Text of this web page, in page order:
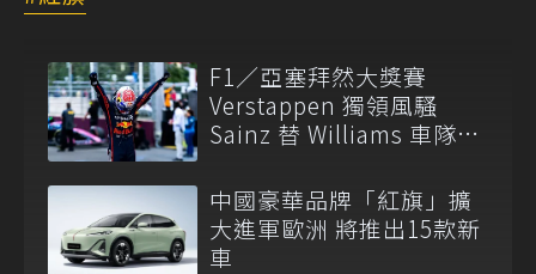
F1／亞塞拜然大獎賽
Verstappen 獨領風騷
Sainz 替 Williams 車隊搶
中國豪華品牌「紅旗」擴
大進軍歐洲 將推出15款新
車